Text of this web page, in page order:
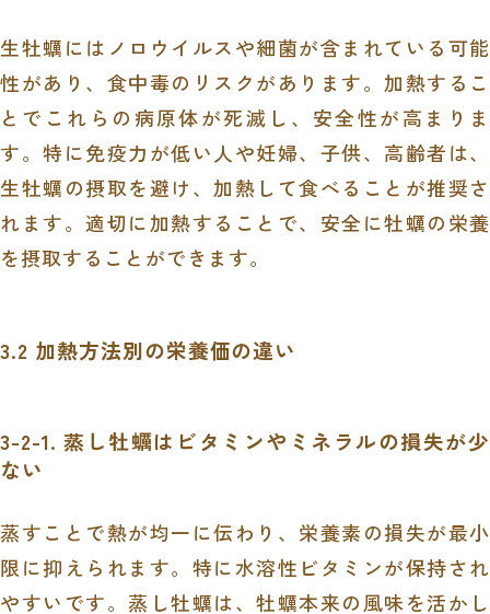
生牡蠣にはノロウイルスや細菌が含まれている可能
性があり、食中毒のリスクがあります。加熱するこ
とでこれらの病原体が死滅し、安全性が高まりま
す。特に免疫力が低い人や妊婦、子供、高齢者は、
生牡蠣の摂取を避け、加熱して食べることが推奨さ
れます。適切に加熱することで、安全に牡蠣の栄養
を摂取することができます。
3.2 加熱方法別の栄養価の違い
3-2-1. 蒸し牡蠣はビタミンやミネラルの損失が少
ない
蒸すことで熱が均一に伝わり、栄養素の損失が最小
限に抑えられます。特に水溶性ビタミンが保持され
やすいです。蒸し牡蠣は、牡蠣本来の風味を活かし